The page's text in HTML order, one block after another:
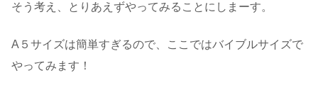
そう考え、とりあえずやってみることにしまーす。
A５サイズは簡単すぎるので、ここではバイブルサイズで
やってみます！